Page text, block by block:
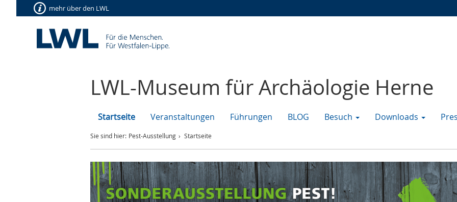
mehr über den LWL
LWL-Museum für Archäologie Herne
Startseite Veranstaltungen Führungen BLOG Besuch Downloads
Sie sind hier: Pest-Ausstellung Startseite